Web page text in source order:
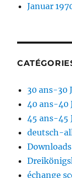
Januar
30 ans-30
40 ans-40
45 ans-45
deutsch-
échange